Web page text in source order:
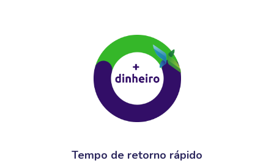
Tempo de retorno rápido